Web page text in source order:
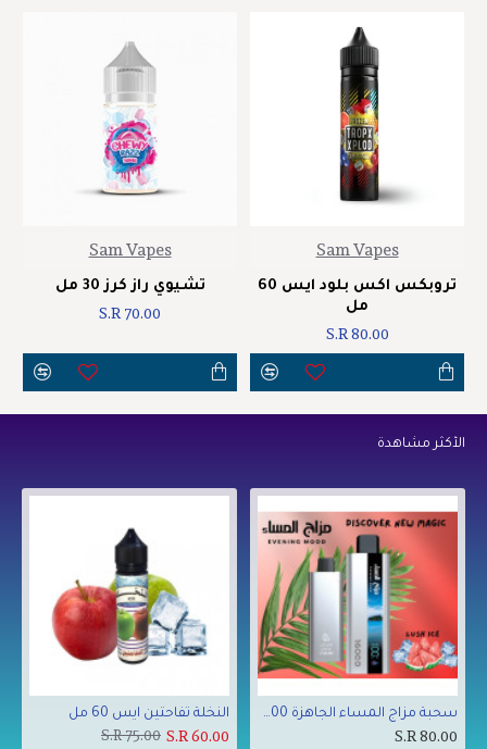
Sam Vapes
تروبكس اكس بلود ايس 60
مل
S.R 80.00
Sam Vapes
تشيوي راز كرز 30 مل
S.R 70.00
الأكثر مشاهدة
سحبة مزاج المساء الجاهزة 16000 بف لاش ايس
S.R 80.00
النخلة تفاحتين ايس 60 مل
S.R 60.00
S.R 75.00